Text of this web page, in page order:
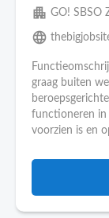
apartment GO! SBSO
language
graag buiten
functioneren in
voorzien is en